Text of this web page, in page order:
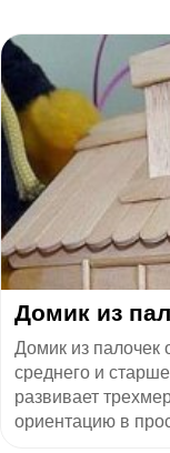
Домик из
Домик из палочек
среднего и
развивает
ориентацию в